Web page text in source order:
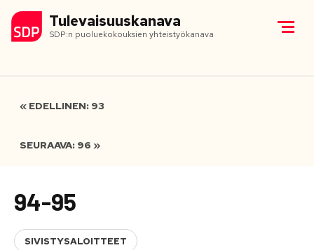
Tulevaisuuskanava
SDP:n puoluekokouksien yhteistyökanava
« EDELLINEN: 93
SEURAAVA: 96 »
94-95
SIVISTYSALOITTEET